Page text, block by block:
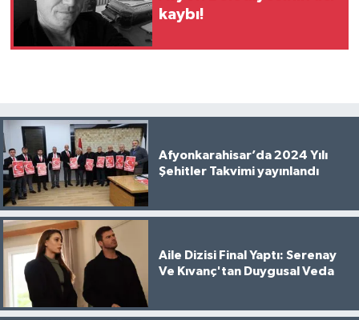
kaybı!
Afyonkarahisar’da 2024 Yılı
Şehitler Takvimi yayınlandı
Aile Dizisi Final Yaptı: Serenay
Ve Kıvanç'tan Duygusal Veda